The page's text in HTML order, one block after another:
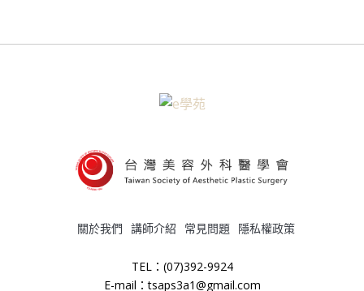
TEL：(07)392-9924
E-mail：tsaps3a1@gmail.com
關於我們 講師介紹 常見問題 隱私權政策